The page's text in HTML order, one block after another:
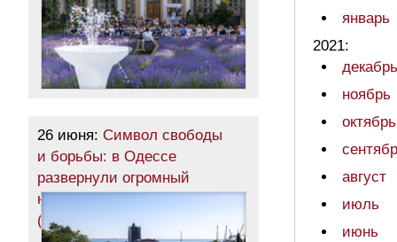
26 июня: Символ свободы
и борьбы: в Одессе
развернули огромный
крымскотатарский флаг
(фото)
январь
2021:
декабрь
ноябрь
октябрь
август
июль
июнь